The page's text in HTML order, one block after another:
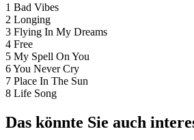
1 Bad Vibes
2 Longing
3 Flying In My Dreams
4 Free
5 My Spell On You
6 You Never Cry
7 Place In The Sun
8 Life Song
Das könnte Sie auch